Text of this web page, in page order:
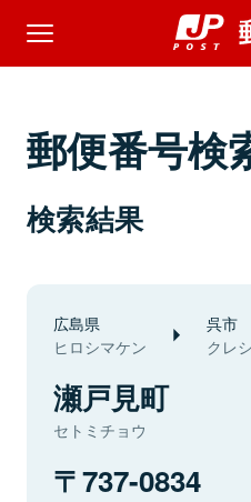
郵便番号検
検索結果
広島県
ヒロシマケン
呉市
クレシ
瀬戸見町
セトミチョウ
737-0834